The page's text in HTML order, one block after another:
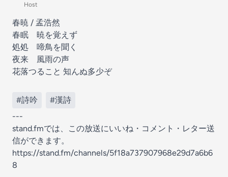
Host
春暁 / 孟浩然
春眠 暁を覚えず
処処 啼鳥を聞く
夜来 風雨の声
花落つること 知んぬ多少ぞ
#詩吟
#漢詩
---
stand.fmでは、この放送にいいね・コメント・レター送
信ができます。
https://stand.fm/channels/5f18a737907968e29d7a6b6
8